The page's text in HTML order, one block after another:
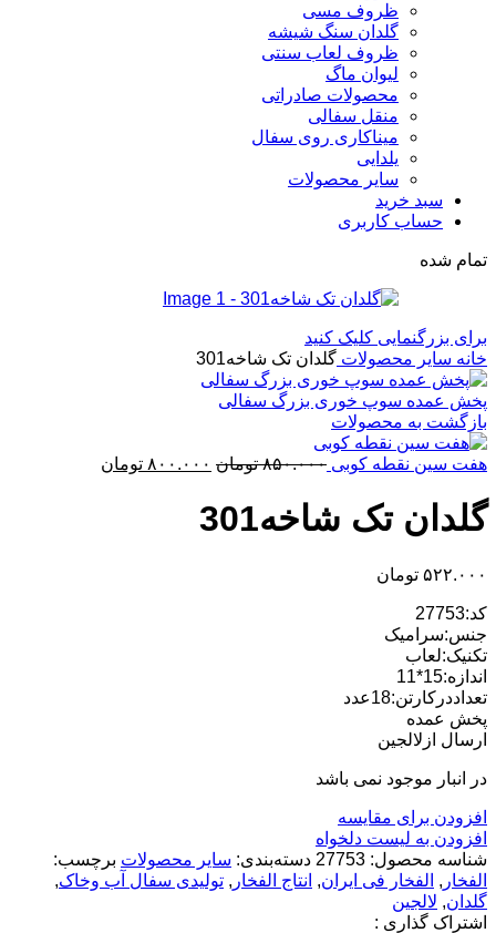
ظروف مسی
گلدان سنگ شیشه
ظروف لعاب سنتی
لیوان ماگ
محصولات صادراتی
منقل سفالی
میناکاری روی سفال
یلدایی
سایر محصولات
سبد خرید
حساب کاربری
تمام شده
برای بزرگنمایی کلیک کنید
خانه سایر محصولات گلدان تک شاخه301
پخش عمده سوپ خوری بزرگ سفالی
بازگشت به محصولات
هفت سین نقطه کوبی ۸۵۰.۰۰۰ تومان قیمت
بود.
۸۰۰.۰۰۰ تومان
گلدان تک شاخه301
۵۲۲.۰۰۰ تومان
کد:27753
جنس:سرامیک
تکنیک:لعاب
اندازه:15*11
تعداددرکارتن:18عدد
پخش عمده
ارسال ازلالجین
در انبار موجود نمی باشد
افزودن برای مقایسه
افزودن به لیست دلخواه
شناسه محصول: 27753 دسته‌بندی: سایر محصولات برچسب:
الفخار , الفخار فی ایران, انتاج الفخار , تولیدی سفال آب وخاک,
گلدان, لالجین
اشتراک گذاری :